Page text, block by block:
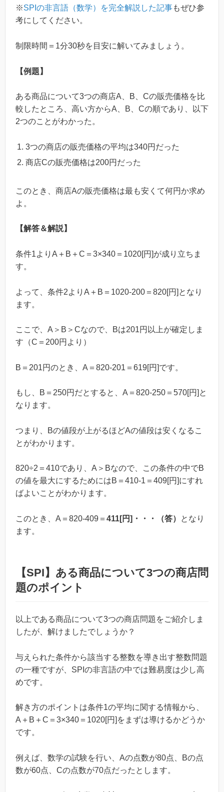
※SPIの非言語（数学）を完全解説した記事もぜひ参
考にしてください。
制限時間＝1分30秒を目安に解いてみましょう。
【例題】
ある商品について3つの商店A、B、Cの販売価格を比
較したところ、高い方からA、B、Cの順であり、以下
2つのことがわかった。
3つの商店の販売価格の平均は340円だった
商店Cの販売価格は200円だった
このとき、商店Aの販売価格は最も安くて何円か求め
よ。
【解答＆解説】
条件1よりA＋B＋C＝3×340＝1020[円]が成り立ちま
す。
よって、条件2よりA＋B＝1020-200＝820[円]となり
ます。
ここで、A＞B＞Cなので、Bは201円以上が確定しま
す（C＝200円より）
B＝201円のとき、A＝820-201＝619[円]です。
もし、B＝250円だとすると、A＝820-250＝570[円]と
なります。
つまり、Bの値段が上がるほどAの値段は安くなるこ
とがわかります。
820÷2＝410であり、A＞Bなので、この条件の中でB
の値を最大にするためにはB＝410-1＝409[円]にすれ
ばよいことがわかります。
このとき、A＝820-409＝ 411[円]・・・（答）
となり
ます。
【SPI】ある商品について3つの商店問
題のポイント
以上である商品について3つの商店問題をご紹介しま
したが、解けましたでしょうか？
与えられた条件から該当する整数を導き出す整数問題
の一種ですが、SPIの非言語の中では難易度は少し高
めです。
解き方のポイントは条件1の平均に関する情報から、
A＋B＋C＝3×340＝1020[円]をまずは導けるかどうか
です。
例えば、数学の試験を行い、Aの点数が80点、Bの点
数が60点、Cの点数が70点だったとします。